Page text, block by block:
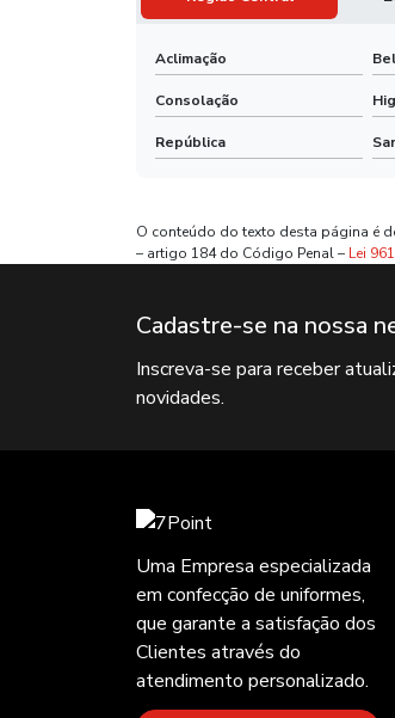
Aclimação
Consolação
República
O conteúdo do texto desta página é
– artigo 184 do Código Penal – Lei
Cadastre-se na nossa
Inscreva-se para receber
novidades.
Uma Empresa especializada
em confecção de uniformes,
que garante a satisfação dos
Clientes através do
atendimento personalizado.